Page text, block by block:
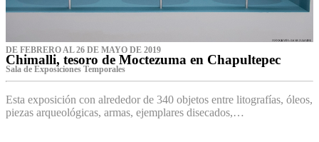
DE FEBRERO AL 26 DE MAYO DE 2019
Chimalli, tesoro de Moctezuma en Chapultepec
Sala de Exposiciones Temporales
Esta exposición con alrededor de 340 objetos entre litografías, óleos,
piezas arqueológicas, armas, ejemplares disecados,…